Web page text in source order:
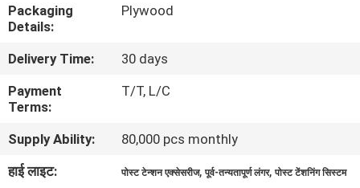
गुणवत्ता
नियंत्रण
हमसे
संपर्क
करें
Packaging
Details:
Plywood
Delivery Time:
30 days
Payment
Terms:
T/T, L/C
Supply Ability:
80,000 pcs monthly
हाई लाइट:
पोस्ट टेन्शन एक्सेसरीज,पूर्व-तन्यतापूर्ण लंगर,पोस्ट टेंशनिंग सिस्टम